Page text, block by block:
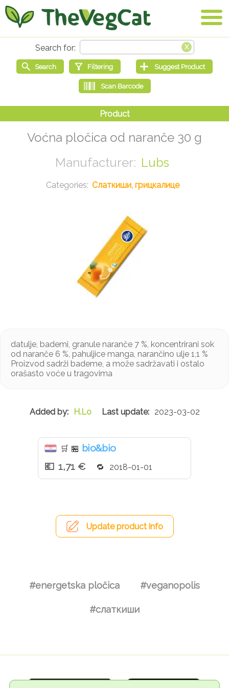
Voćna pločica od naranče 30 g
Lubs
Слаткиши, грицкалице
datulje, bademi, granule naranče 7 %, koncentrirani sok
od naranče 6 %, pahuljice manga, narančino ulje 1,1 %
Proizvod sadrži bademe, a može sadržavati i ostalo
orašasto voće u tragovima
H.Lo 2023-03-02
🛒 🏪 bio&bio
1,71 €
2018-01-01
Update product info
#energetska pločica #veganopolis
#слаткиши